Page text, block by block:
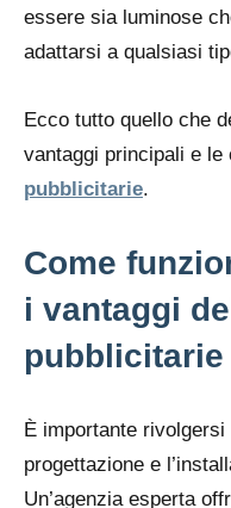
essere sia luminose
adattarsi a qualsiasi
Ecco tutto quello che
vantaggi principali e
pubblicitarie.
Come
i vantaggi
pubblicitarie
È importante
progettazione e
Un’agenzia esperta